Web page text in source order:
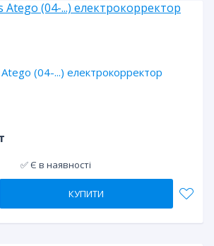
(04-...) електрокорректор
✅ Є в наявності
КУПИТИ